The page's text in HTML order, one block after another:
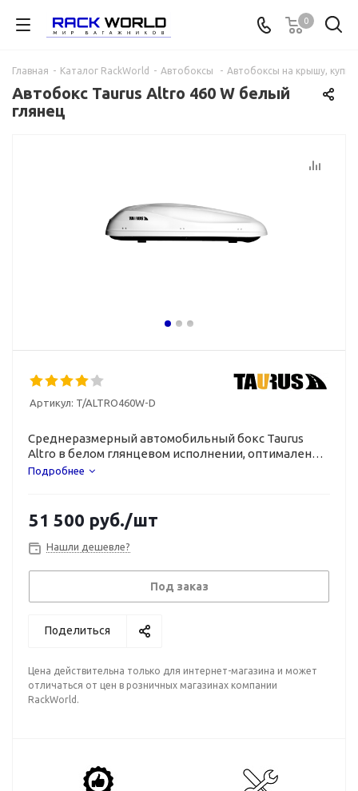
0
Главная - Каталог RackWorld - Автобоксы - Автобоксы на крышу,
Автобокс Taurus Altro 460 W белый
глянец
Артикул: T/ALTRO460W-D
Среднеразмерный автомобильный бокс Taurus
Altro в белом глянцевом исполнении, оптимален
для любого автомобиля.
Подробнее
51 500 руб./шт
Нашли дешевле?
Под заказ
Поделиться
Цена действительна только для интернет-магазина и может
отличаться от цен в розничных магазинах компании
RackWorld.